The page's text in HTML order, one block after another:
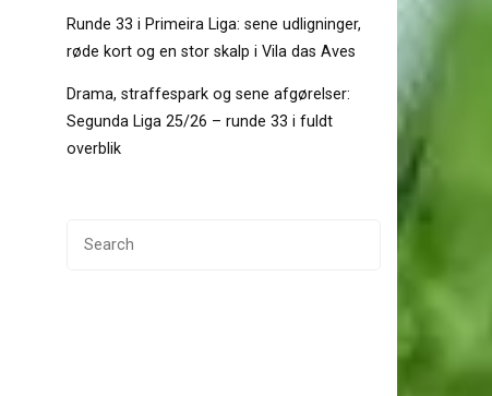
Runde 33 i Primeira Liga: sene udligninger,
røde kort og en stor skalp i Vila das Aves
Drama, straffespark og sene afgørelser:
Segunda Liga 25/26 – runde 33 i fuldt
overblik